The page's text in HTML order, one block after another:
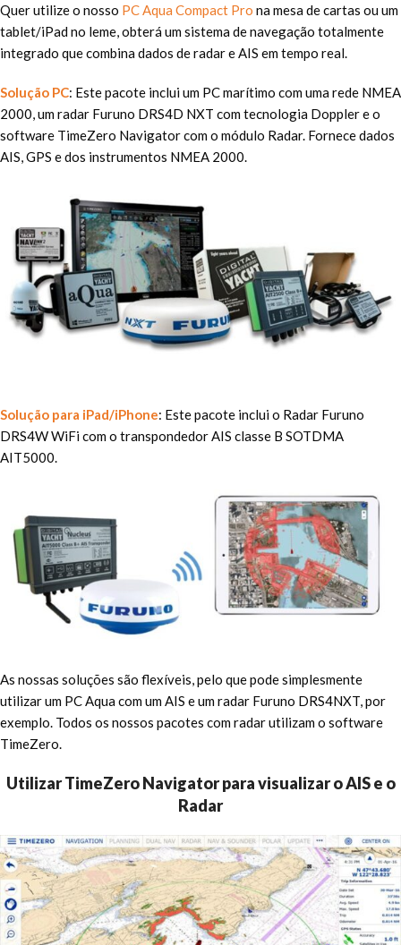
Quer utilize o nosso PC Aqua Compact Pro na mesa de cartas ou um
tablet/iPad no leme, obterá um sistema de navegação totalmente
integrado que combina dados de radar e AIS em tempo real.
Solução PC: Este pacote inclui um PC marítimo com uma rede NMEA
2000, um radar Furuno DRS4D NXT com tecnologia Doppler e o
software TimeZero Navigator com o módulo Radar. Fornece dados
AIS, GPS e dos instrumentos NMEA 2000.
Solução para iPad/iPhone: Este pacote inclui o Radar Furuno
DRS4W WiFi com o transpondedor AIS classe B SOTDMA
AIT5000.
As nossas soluções são flexíveis, pelo que pode simplesmente
utilizar um PC Aqua com um AIS e um radar Furuno DRS4NXT, por
exemplo. Todos os nossos pacotes com radar utilizam o software
TimeZero.
Utilizar TimeZero Navigator para visualizar o AIS e o
Radar